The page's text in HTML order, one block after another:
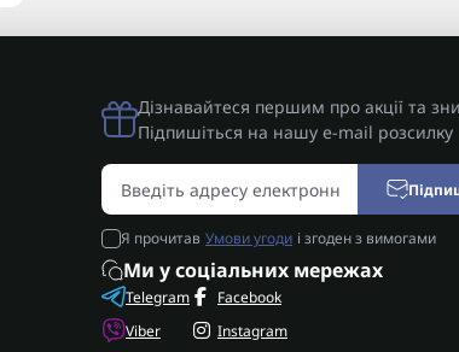
Ми у соціальних мережах
Telegram
Viber
Facebook
Instagram
Дізнавайтеся першим про акції та
Підпишіться на нашу e-mail розсилку
Я прочитав Умови угоди і згоден з вимогами